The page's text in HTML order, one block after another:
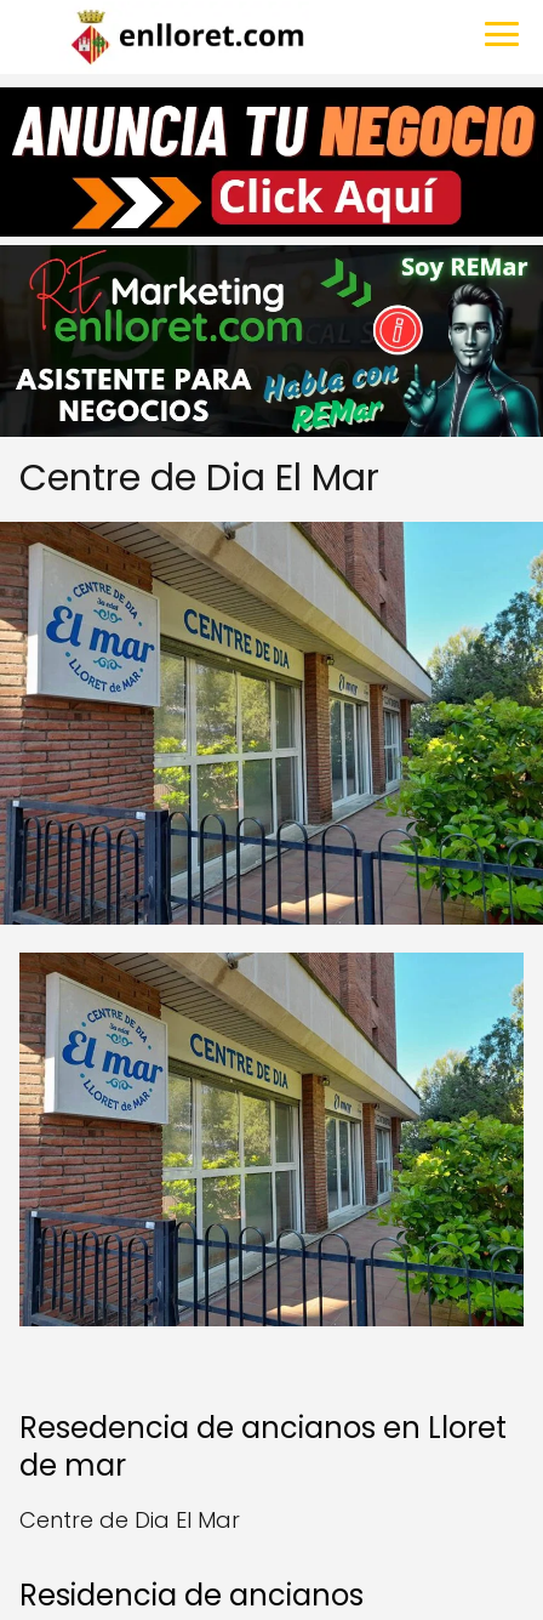
Centre de Dia El Mar
Resedencia de ancianos en Lloret
de mar
Centre de Dia El Mar
Residencia de ancianos